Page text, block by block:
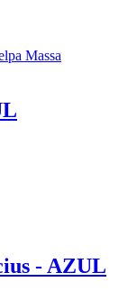
- AZUL